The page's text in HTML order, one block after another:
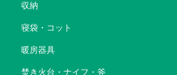
収納
寝袋・コット
暖房器具
焚き火台・ナイフ・斧